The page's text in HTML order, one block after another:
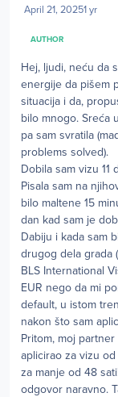
April 21, 20251 yr
AUTHOR
Hej, ljudi, neću da
energije da pišem
situacija i da,
bilo mnogo. Sreća
pa sam svratila
problems solved).
Dobila sam vizu 11
Pisala sam na
bilo maltene 15
dan kad sam je
Dabiju i kada sam
drugog dela grada
BLS International
EUR nego da mi
default, u istom
nakon što sam
Pritom, moj
aplicirao za vizu
za manje od 48
odgovor naravno.